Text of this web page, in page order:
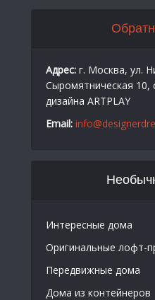
Адрес: г. Москва, ул.
Сыромятническая 10,
дизайна ARTPLAY
Email:
Интересные дома
Оригинальные лофт-
Передвижные дома
Дома из контейнеров